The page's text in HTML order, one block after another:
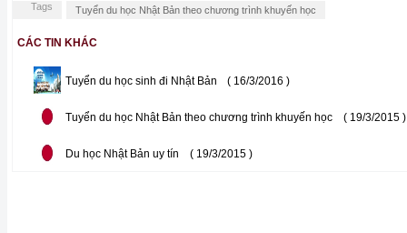
Tags Tuyển du học Nhật Bản theo chương trình khuyến học
CÁC TIN KHÁC
Tuyển du học sinh đi Nhật Bản ( 16/3/2016 )
Tuyển du học Nhật Bản theo chương trình khuyến học ( 19/3/2015 )
Du học Nhật Bản uy tín ( 19/3/2015 )